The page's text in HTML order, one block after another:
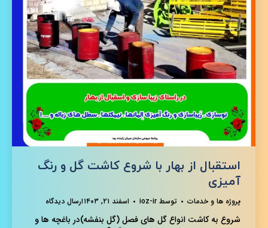
استقبال از بهار با شروع کاشت گل و رنگ
آمیزی
پروژه ها و خدمات توسط ioz-ir اسفند ۲۱, ۱۴۰۳ ارسال دیدگاه
شروع به کاشت انواع گل های فصل (گل بنفشه)در باغچه ها و